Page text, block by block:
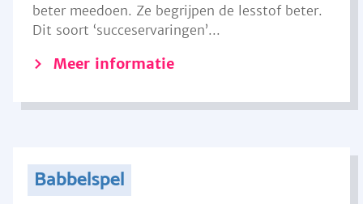
beter meedoen. Ze begrijpen de lesstof beter.
Dit soort ‘succeservaringen’...
Meer informatie
Babbelspel